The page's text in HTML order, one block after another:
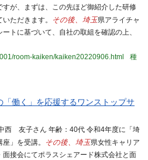
が、まずは、この先ほど御紹介した研修
ただきます。
その後、埼玉県アライチャ
トに基づいて、自社の取組を確認の上、
room-kaiken/kaiken20220906.html
種
働く」を応援するワンストップサ
西 友子さん 年齢：40代 令和4年度に「埼
」を受講。
その後、埼玉県女性キャリア
接会にてポラスシェアード株式会社と面